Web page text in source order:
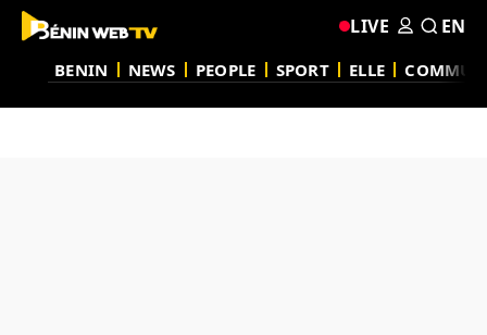
BENIN NEWS PEOPLE SPORT ELLE
LIVE EN